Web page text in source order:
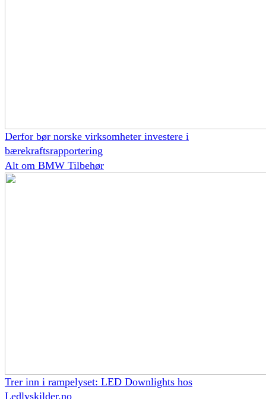
Derfor bør norske virksomheter investere i
bærekraftsrapportering
Alt om BMW Tilbehør
Trer inn i rampelyset: LED Downlights hos
Ledlyskilder.no